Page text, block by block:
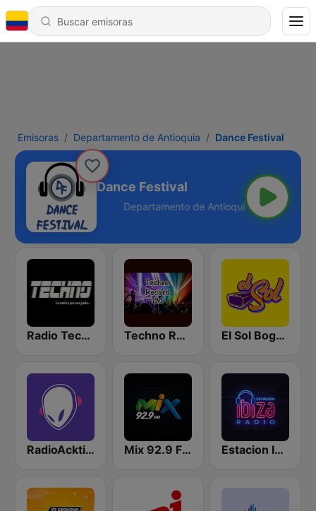
Emisoras Departamento de Antioquia Dance Festival
Dance Festival
Antioquia - Online
Radio Techno Colombia Techno Record FM Tunja El Sol Bogotá
RadioAcktiva Bogotá Mix 92.9 FM Bogotá Estacion Ibiza Radio